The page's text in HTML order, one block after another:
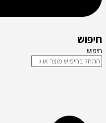
חיפוש
חיפוש